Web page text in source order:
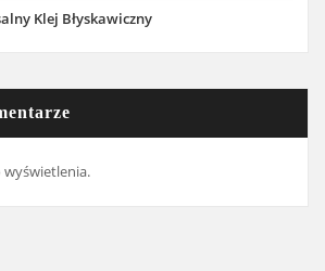
Klej Błyskawiczny